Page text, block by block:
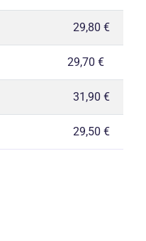
29,80 €
29,70 €
31,90 €
29,50 €